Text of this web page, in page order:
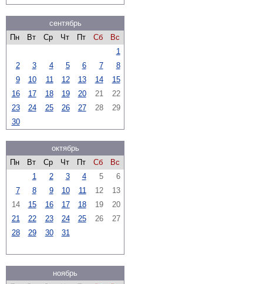
сентябрь
Пн
Вт Ср Чт Пт Сб
Вс
1
2
3 4 5 6 7
8
9
10 11 12 13 14
15
16
17 18 19 20 21
22
23
24 25 26 27 28
29
30
октябрь
Пн
Вт Ср Чт Пт Сб
Вс
1
2 3 4 5
6
7
8 9 10 11 12
13
14
15 16 17 18 19
20
21
22 23 24 25 26
27
28
29 30 31
ноябрь